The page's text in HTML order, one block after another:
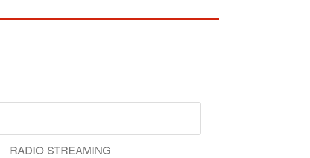
RADIO STREAMING